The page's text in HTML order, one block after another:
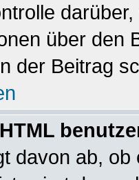
über den
der Beitrag
davon ab,